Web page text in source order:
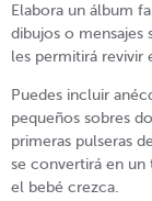
Elabora un álbum
dibujos o mensajes
les permitirá revivir
Puedes incluir
pequeños sobres
primeras pulseras
se convertirá en
el bebé crezca.